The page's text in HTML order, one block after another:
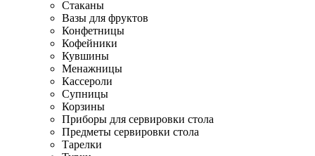
Стаканы
Вазы для фруктов
Конфетницы
Кофейники
Кувшины
Менажницы
Кассероли
Супницы
Корзины
Приборы для сервировки стола
Предметы сервировки стола
Тарелки